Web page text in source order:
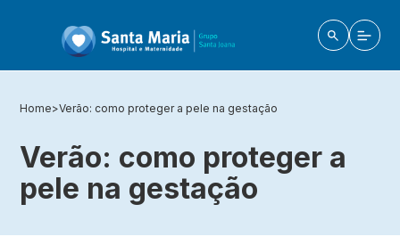
Home>Verão: como proteger a pele na gestação
Verão: como proteger a
pele na gestação